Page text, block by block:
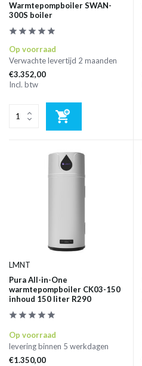
Warmtepompboiler SWAN-
300S boiler
Op voorraad
Verwachte levertijd 2 maanden
€3.352,00
Incl. btw
LMNT
Pura All-in-One
warmtepompboiler CK03-150
inhoud 150 liter R290
Op voorraad
levering binnen 5 werkdagen
€1.350,00